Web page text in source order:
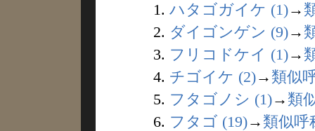
1. ハタゴガイケ (1)→
2. ダイゴンゲン (9)→
3. フリコドケイ (1)→
4. チゴイケ (2)→ 類似
5. フタゴノシ (1)→ 類
6. フタゴ (19)→ 類似呼